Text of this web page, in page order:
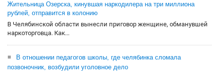
Жительница Озерска, кинувшая наркодилера на три миллиона
рублей, отправится в колонию
В Челябинской области вынесли приговор женщине, обманувшей
наркоторговца. Как...
В отношении педагогов школы, где челябинка сломала
позвоночник, возбудили уголовное дело